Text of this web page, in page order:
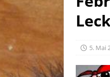
5. Mai